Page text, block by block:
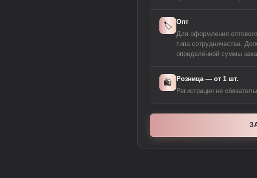
🏷️ Опт
Для оформления оптового
типа сотрудничества.
определённой суммы
🛍️ Розница — от 1 шт.
Регистрация не